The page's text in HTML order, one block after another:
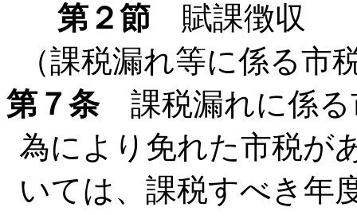
第２節 賦課徴収
（課税漏れ等に係る市
第７条課税漏れに係る
為により免れた市税が
いては、課税すべき年